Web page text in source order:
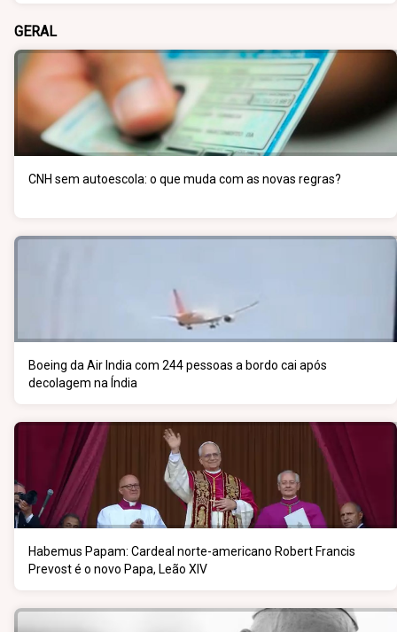
GERAL
CNH sem autoescola: o que muda com as novas regras?
Boeing da Air India com 244 pessoas a bordo cai após
decolagem na Índia
Habemus Papam: Cardeal norte-americano Robert Francis
Prevost é o novo Papa, Leão XIV